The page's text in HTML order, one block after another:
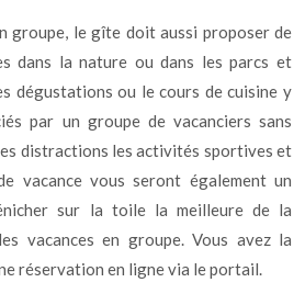
groupe, le gîte doit aussi proposer de
dans la nature ou dans les parcs et
dégustations ou le cours de cuisine y
par un groupe de vacanciers sans
distractions les activités sportives et
vacance vous seront également un
sur la toile la meilleure de la
vacances en groupe. Vous avez la
réservation en ligne via le portail.